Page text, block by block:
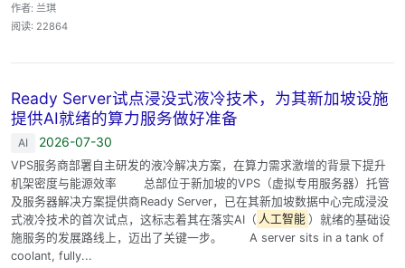
作者: 兰琪
阅读: 22864
Ready Server试点浸没式液冷技术，为其新加坡设施
提供AI就绪的算力服务做好准备
AI 2026-07-30
VPS服务商部署自主研发的液冷解决方案，在算力需求激增的背景下提升
机架密度与能源效率 总部位于新加坡的VPS（虚拟专用服务器）托管
及服务器解决方案提供商Ready Server，已在其新加坡数据中心完成浸没
式液冷技术的首次试点，这标志着其在落实AI（ 人工智能 ）就绪的基础设
施服务的发展路线上，迈出了关键一步。 A server sits in a tank of
coolant, fully...